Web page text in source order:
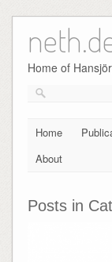
to
content
Home of
Home
About
Posts in